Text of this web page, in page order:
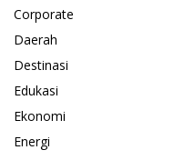
Corporate
Daerah
Destinasi
Edukasi
Ekonomi
Energi